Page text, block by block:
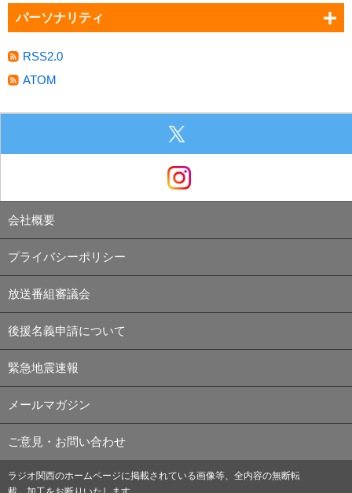
パーソナリティ
RSS2.0
ATOM
会社概要
プライバシーポリシー
放送番組審議会
後援名義申請について
緊急地震速報
メールマガジン
ご意見・お問い合わせ
ラジオ関西のホームページに掲載されている画像等、全内容の無断転